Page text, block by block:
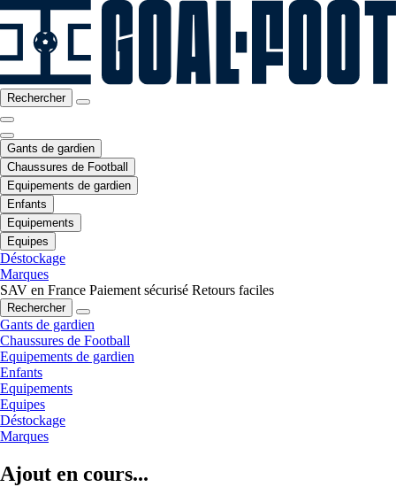
Rechercher
Gants de gardien
Chaussures de Football
Equipements de gardien
Enfants
Equipements
Equipes
Déstockage
Marques
SAV en France Paiement sécurisé Retours faciles
Rechercher
Gants de gardien
Chaussures de Football
Equipements de gardien
Enfants
Equipements
Equipes
Déstockage
Marques
Ajout en cours...